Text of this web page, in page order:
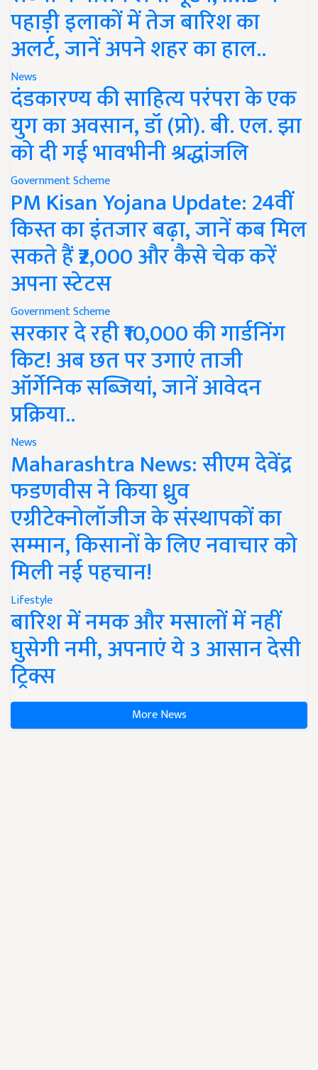
पहाड़ी इलाकों में तेज बारिश का
अलर्ट, जानें अपने शहर का हाल..
News
दंडकारण्य की साहित्य परंपरा के एक
युग का अवसान, डॉ (प्रो). बी. एल. झा
को दी गई भावभीनी श्रद्धांजलि
Government Scheme
PM Kisan Yojana Update: 24वीं
किस्त का इंतजार बढ़ा, जानें कब मिल
सकते हैं ₹2,000 और कैसे चेक करें
अपना स्टेटस
Government Scheme
सरकार दे रही ₹10,000 की गार्डनिंग
किट! अब छत पर उगाएं ताजी
ऑर्गेनिक सब्जियां, जानें आवेदन
प्रक्रिया..
News
Maharashtra News: सीएम देवेंद्र
फडणवीस ने किया ध्रुव
एग्रीटेक्नोलॉजीज के संस्थापकों का
सम्मान, किसानों के लिए नवाचार को
मिली नई पहचान!
Lifestyle
बारिश में नमक और मसालों में नहीं
घुसेगी नमी, अपनाएं ये 3 आसान देसी
ट्रिक्स
More News